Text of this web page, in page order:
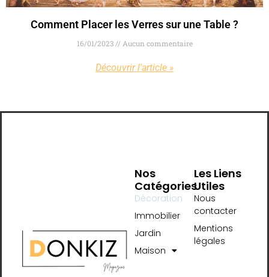
Comment Placer les Verres sur une Table ?
16/01/2023 Aucun commentaire
Découvrir l'article »
Les Liens
Utiles
Nous
contacter
Mentions
légales
Nos
Catégories
Décoration
Immobilier
Jardin
Maison